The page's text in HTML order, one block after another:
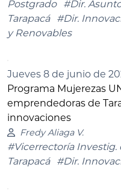
Postgrado
#Dir.
Tarapacá
#Dir.
y Renovables
Jueves 8 de junio de
Programa Mujerezas
emprendedoras de
innovaciones
Fredy Aliaga V.
#Vicerrectoría Investig.
Tarapacá
#Dir.